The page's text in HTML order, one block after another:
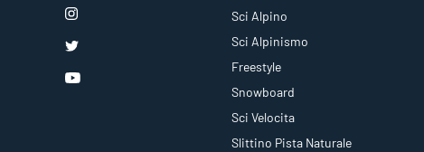
Sci Alpino
Sci Alpinismo
Freestyle
Snowboard
Sci Velocita
Slittino Pista Naturale